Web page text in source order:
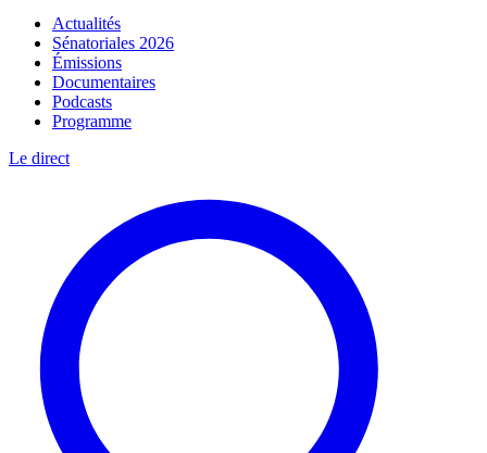
Actualités
Sénatoriales 2026
Émissions
Documentaires
Podcasts
Programme
Le direct